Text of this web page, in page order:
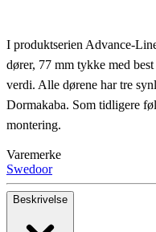
I produktserien Advance-
dører, 77 mm tykke med
verdi. Alle dørene har tre
Dormakaba. Som tidligere
montering.
Varemerke
Swedoor
Beskrivelse